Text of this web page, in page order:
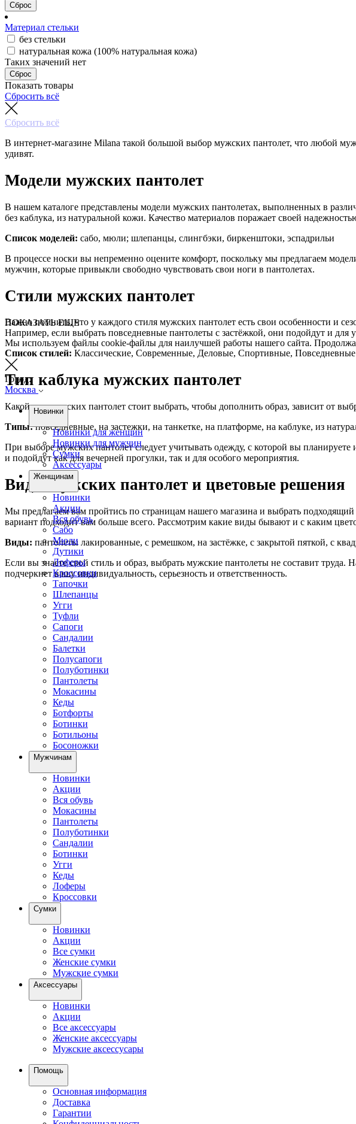
Сброс
Материал стельки
без стельки
натуральная кожа (100% натуральная кожа)
Таких значений нет
Сброс
Показать товары
Сбросить всё
Сбросить всё
В интернет-магазине Milana такой большой выбор мужских пантолет, что любой
удивят.
Модели мужских пантолет
В нашем каталоге представлены модели мужских пантолетах, выполненных в
без каблука, из натуральной кожи. Качество материалов поражает своей
Список моделей: сабо, мюли; шлепанцы, слингбэки, биркенштоки, эспадрильи
В процессе носки вы непременно оцените комфорт, поскольку мы предлагаем
мужчин, которые привыкли свободно чувствовать свои ноги в пантолетах.
Стили мужских пантолет
Важно помнить, что у каждого стиля мужских пантолет есть свои особенности и
Например, если выбрать повседневные пантолеты с застёжкой, они подойдут и для
Список стилей: Классические, Современные, Деловые, Спортивные, Повседневные
Тип каблука мужских пантолет
Какой тип мужских пантолет стоит выбрать, чтобы дополнить образ, зависит от
Типы:повседневные, на застежки, на танкетке, на платформе, на каблуке, из
При выборе мужских пантолет следует учитывать одежду, с которой вы
и подойдут как для вечерней прогулки, так и для особого мероприятия.
Виды мужских пантолет и цветовые решения
Мы предлагаем вам пройтись по страницам нашего магазина и выбрать
вариант подходит вам больше всего. Рассмотрим какие виды бывают и с каким
Виды: пантолеты лакированные, с ремешком, на застёжке, с закрытой пяткой, с
Если вы знаете свой стиль и образ, выбрать мужские пантолеты не составит
подчеркнет вашу индивидуальность, серьезность и ответственность.
ПОКАЗАТЬ ЕЩЕ
Мы используем файлы cookie-файлы для наилучшей работы нашего сайта.
Город:
Москва
Новинки
Новинки для женщин
Новинки для мужчин
Сумки
Аксессуары
Женщинам
Новинки
Акции
Вся обувь
Сабо
Мюли
Дутики
Лоферы
Кроссовки
Тапочки
Шлепанцы
Угги
Туфли
Сапоги
Сандалии
Балетки
Полусапоги
Полуботинки
Пантолеты
Мокасины
Кеды
Ботфорты
Ботинки
Ботильоны
Босоножки
Мужчинам
Новинки
Акции
Вся обувь
Мокасины
Пантолеты
Полуботинки
Сандалии
Ботинки
Угги
Кеды
Лоферы
Кроссовки
Сумки
Новинки
Акции
Все сумки
Женские сумки
Мужские сумки
Аксессуары
Новинки
Акции
Все аксессуары
Женские аксессуары
Мужские аксессусары
Помощь
Основная информация
Доставка
Гарантии